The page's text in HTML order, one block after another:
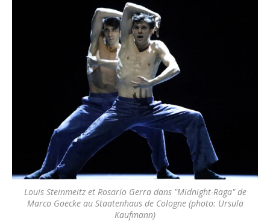
Louis Steinmeitz et Rosario Gerra dans "Midnight-Raga" de
Marco Goecke au Staatenhaus de Cologne (photo: Ursula
Kaufmann)